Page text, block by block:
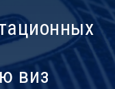
виз